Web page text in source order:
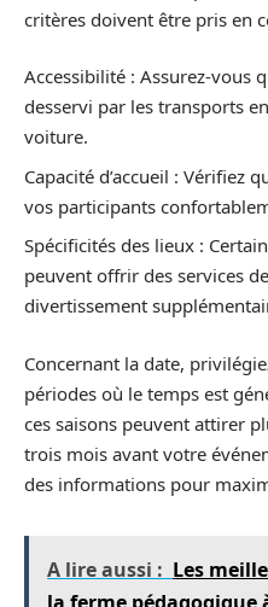
critères doivent être pris en
Accessibilité : Assurez-vous
desservi par les transports
voiture.
Capacité d’accueil : Vérifiez
vos participants
Spécificités des lieux :
peuvent offrir des services
divertissement
Concernant la date,
périodes où le temps est
ces saisons peuvent attirer
trois mois avant votre
des informations pour
A lire aussi : Les
la ferme pédagogique